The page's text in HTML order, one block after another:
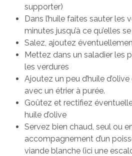
supporter)
Dans l’huile faites sauter les
minutes jusqu’à ce qu’elles
Salez, ajoutez
Mettez dans un saladier les
les verdures
Ajoutez un peu d’huile
avec un étrier à purée.
Goûtez et rectifiez
huile d’olive
Servez bien chaud, seul ou
accompagnement d’un
viande blanche (ici une